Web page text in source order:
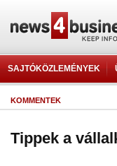
SAJTÓKÖZLEMÉNYEK
KOMMENTEK
Tippek a